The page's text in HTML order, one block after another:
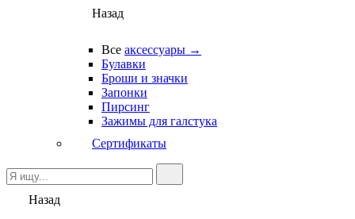
Назад
Все аксессуары →
Булавки
Броши и значки
Запонки
Пирсинг
Зажимы для галстука
Сертификаты
Назад